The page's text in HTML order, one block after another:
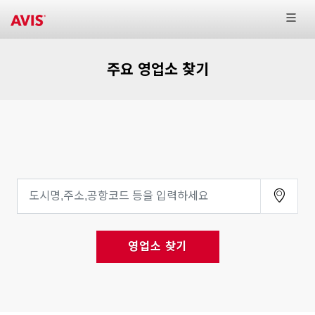
주요 영업소 찾기
영업소 찾기